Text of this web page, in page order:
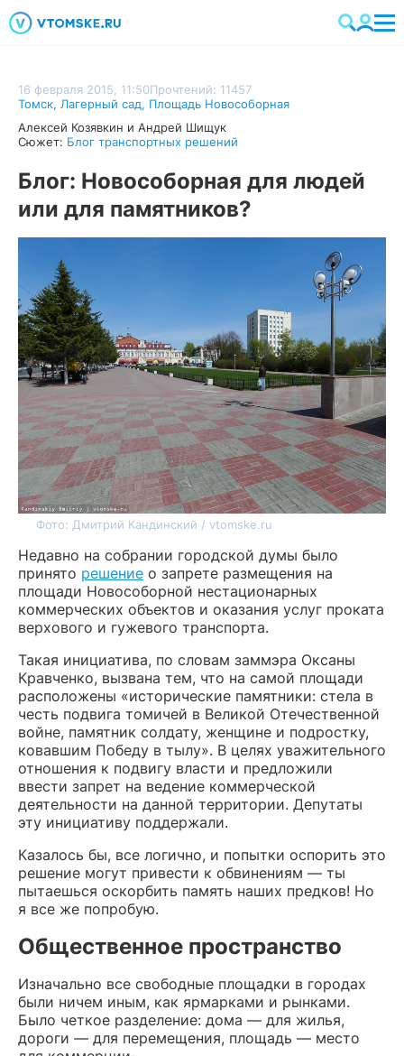
16 февраля 2015, 11:50Прочтений: 11457
Томск, Лагерный сад, Площадь Новособорная
Алексей Козявкин и Андрей Шищук
Сюжет: Блог транспортных решений
Блог: Новособорная для людей
или для памятников?
Фото: Дмитрий Кандинский / vtomske.ru
Недавно на собрании городской думы было
принято решение о запрете размещения на
площади Новособорной нестационарных
коммерческих объектов и оказания услуг проката
верхового и гужевого транспорта.
Такая инициатива, по словам заммэра Оксаны
Кравченко, вызвана тем, что на самой площади
расположены «исторические памятники: стела в
честь подвига томичей в Великой Отечественной
войне, памятник солдату, женщине и подростку,
ковавшим Победу в тылу». В целях уважительного
отношения к подвигу власти и предложили
ввести запрет на ведение коммерческой
деятельности на данной территории. Депутаты
эту инициативу поддержали.
Казалось бы, все логично, и попытки оспорить это
решение могут привести к обвинениям — ты
пытаешься оскорбить память наших предков! Но
я все же попробую.
Общественное пространство
Изначально все свободные площадки в городах
были ничем иным, как ярмарками и рынками.
Было четкое разделение: дома — для жилья,
дороги — для перемещения, площадь — место